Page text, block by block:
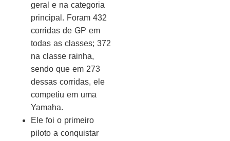
geral e na categoria
principal. Foram 432
corridas de GP em
todas as classes; 372
na classe rainha,
sendo que em 273
dessas corridas, ele
competiu em uma
Yamaha.
Ele foi o primeiro
piloto a conquistar